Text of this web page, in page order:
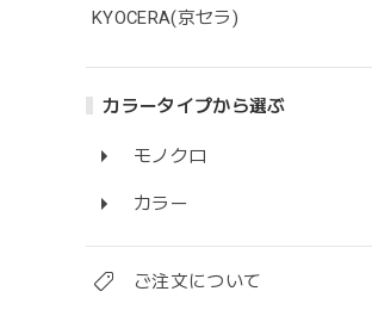
KYOCERA(京セラ)
カラータイプから選ぶ
モノクロ
カラー
ご注文について